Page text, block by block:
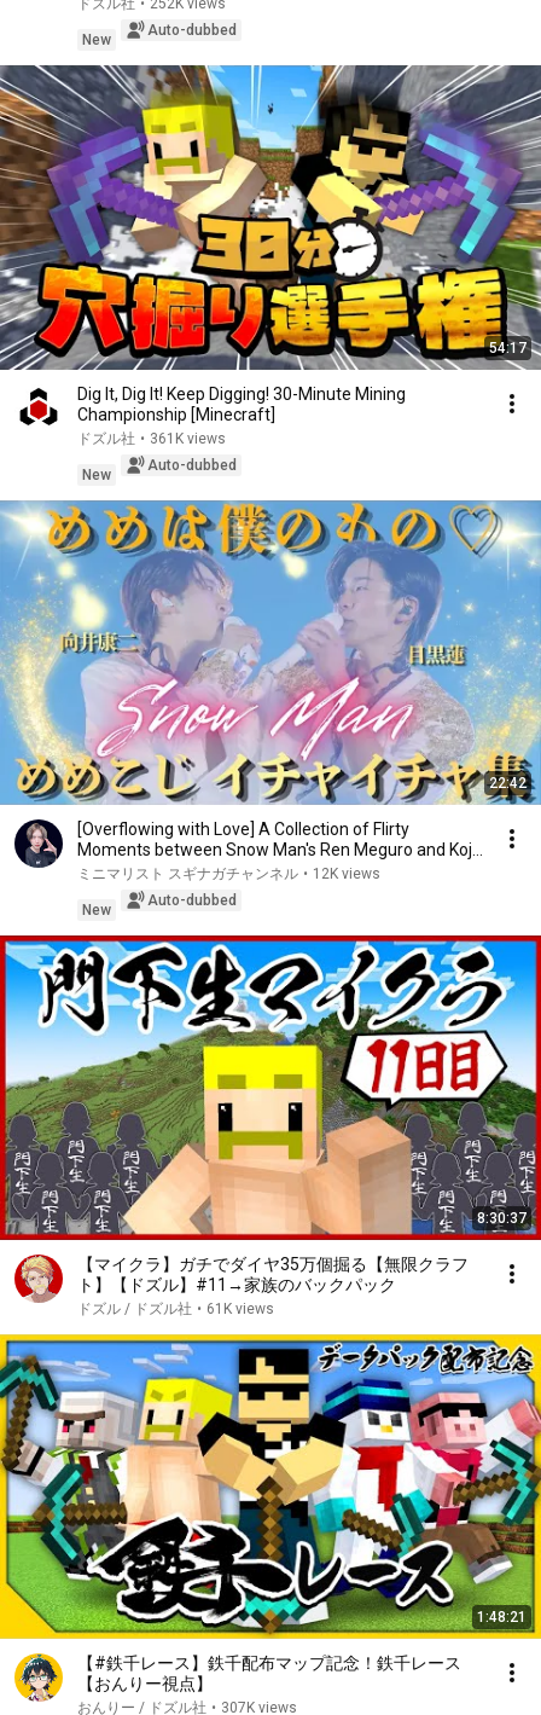
ドズル社 • 252K views
New
Auto-dubbed
54:17
Dig It, Dig It! Keep Digging! 30-Minute Mining
Championship [Minecraft]
ドズル社 • 361K views
New
Auto-dubbed
22:42
[Overflowing with Love] A Collection of Flirty
Moments between Snow Man's Ren Meguro and Koji
Mukai
ミニマリスト スギナガチャンネル • 12K views
New
Auto-dubbed
8:30:37
【マイクラ】ガチでダイヤ35万個掘る【無限クラフ
ト】【ドズル】#11→家族のバックパック
ドズル / ドズル社 • 61K views
1:48:21
【#鉄千レース】鉄千配布マップ記念！鉄千レース
【おんりー視点】
おんりー / ドズル社 • 307K views